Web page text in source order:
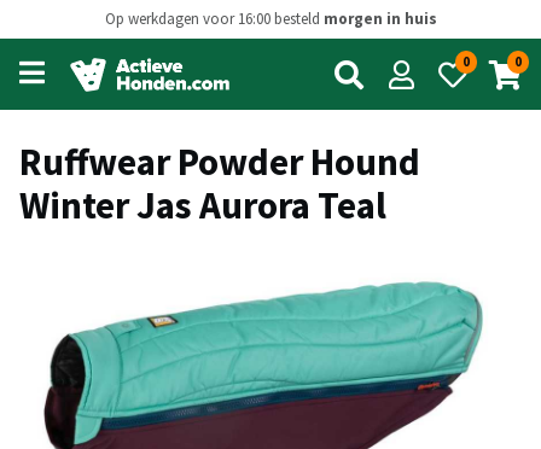
Op werkdagen voor 16:00 besteld morgen in huis
Open
main
menu
0 0
Ruffwear Powder Hound
Winter Jas Aurora Teal